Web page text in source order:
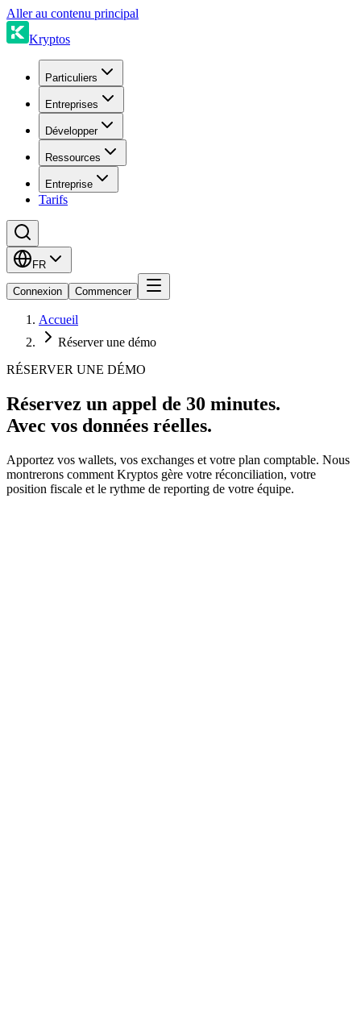
Aller au contenu principal
Kryptos
Particuliers
Entreprises
Développer
Ressources
Entreprise
Tarifs
FR
Connexion Commencer
Accueil
Réserver une démo
RÉSERVER UNE DÉMO
Réservez un appel de 30 minutes.
Avec vos données réelles.
Apportez vos wallets, vos exchanges et votre plan comptable. Nous
montrerons comment Kryptos gère votre réconciliation, votre
position fiscale et le rythme de reporting de votre équipe.